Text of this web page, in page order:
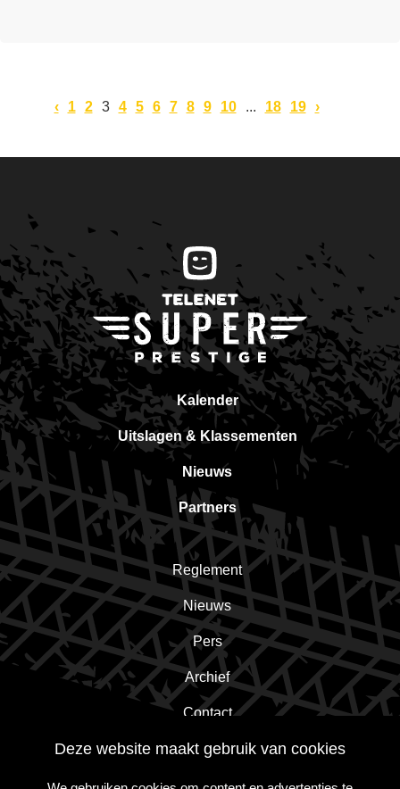
Deze website maakt gebruik van cookies
‹ 1 2 3 4 5 6 7 8 9 10 ... 18 19 ›
Kalender
Uitslagen & Klassementen
Nieuws
Partners
Reglement
Nieuws
Pers
Archief
Contact